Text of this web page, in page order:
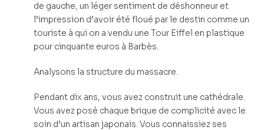
de gauche, un léger sentiment de déshonneur et
l’impression d’avoir été floué par le destin comme un
touriste à qui on a vendu une Tour Eiffel en plastique
pour cinquante euros à Barbès.
Analysons la structure du massacre.
Pendant dix ans, vous avez construit une cathédrale.
Vous avez posé chaque brique de complicité avec le
soin d’un artisan japonais. Vous connaissiez ses